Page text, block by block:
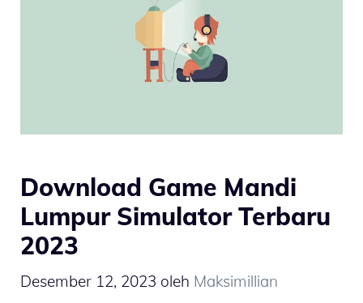
Download Game Mandi
Lumpur Simulator Terbaru
2023
Desember 12, 2023 oleh Maksimillian